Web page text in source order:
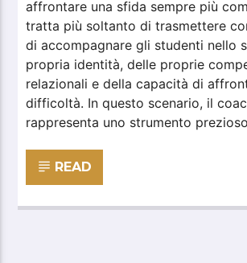
affrontare una sfida sempre più
tratta più soltanto di trasmettere
di accompagnare gli studenti nello
propria identità, delle proprie
relazionali e della capacità di
difficoltà. In questo scenario, il
rappresenta uno strumento
READ